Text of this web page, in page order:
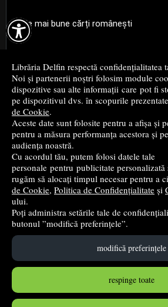

Librăria Delfin respectă confidențialitatea
Noi și partenerii noștri folosim module
dispozitive sau alte informații care pot fi
pe dispozitivul dvs. în scopurile
de Cookie.
Aceste date sunt folosite pentru a afișa și
pentru a măsura performanța acestora și
audiența noastră.
Cu acordul tău, putem folosi datele tale
personale pentru publicitate personalizată
rugăm să alocați timpul necesar pentru a
de Cookie, Politica de Confidențialitate și
ului.
Poți administra setările tale de
butonul ”modifică preferințele”.
modifică preferințele
respinge toate
Cele mai bune cărți românești
Cele mai bune cărți de istorie
Top cărți beletristică
...toate știrile
© 2004 - 2026 Grup
Magazin onlinecreat de
Created in 0.0935 sec